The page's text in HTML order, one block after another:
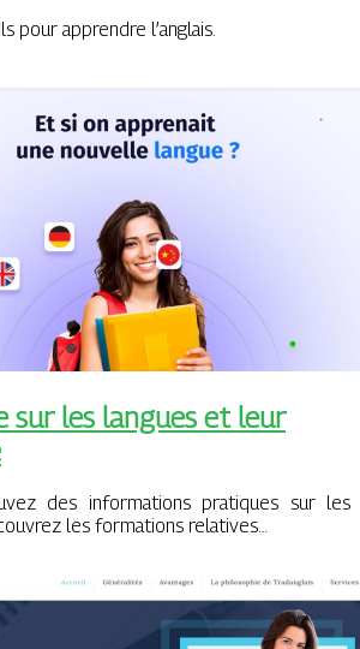
pour apprendre l’anglais.
sur les langues et leur
des informations pratiques sur les
les formations relatives…